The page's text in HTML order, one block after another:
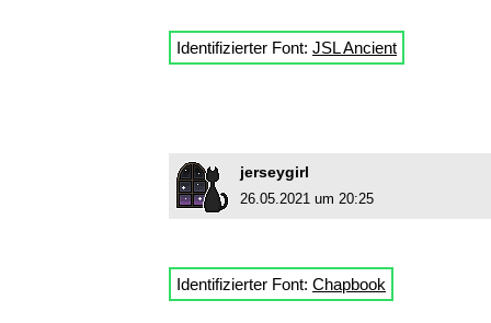
Identifizierter Font: JSL Ancient
jerseygirl
26.05.2021 um 20:25
Identifizierter Font: Chapbook